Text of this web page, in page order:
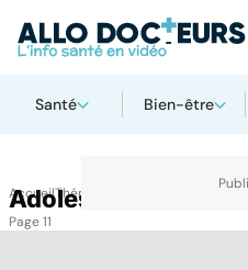
Santé Bien-être
AccueilThématiques
Adolescent
Page 11